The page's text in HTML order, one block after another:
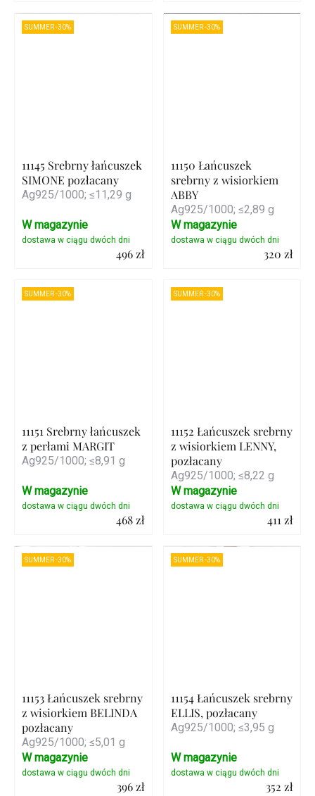
Szczegóły Szczegóły
SUMMER -30%
11145 Srebrny łańcuszek
SIMONE pozłacany
Ag925/1000; ≤11,29 g
496 zł
W magazynie
SUMMER -30%
11150 Łańcuszek
srebrny z wisiorkiem
ABBY
Ag925/1000; ≤2,89 g
320 zł
W magazynie
SUMMER -30%
11151 Srebrny łańcuszek
z perłami MARGIT
Ag925/1000; ≤8,91 g
468 zł
Szczegóły
W magazynie
SUMMER -30%
11152 Łańcuszek srebrny
z wisiorkiem LENNY,
pozłacany
Ag925/1000; ≤8,22 g
411 zł
Szczegóły
W magazynie
SUMMER -30%
11153 Łańcuszek srebrny
z wisiorkiem BELINDA
pozłacany
Ag925/1000; ≤5,01 g
396 zł
W magazynie
SUMMER -30%
11154 Łańcuszek srebrny
ELLIS, pozłacany
Ag925/1000; ≤3,95 g
352 zł
W magazynie